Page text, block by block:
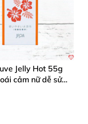
Jelly Hot 55g
cảm nữ dễ sử